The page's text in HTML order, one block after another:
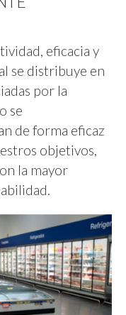
eficacia y
se distribuye en
por la
se
de forma eficaz
objetivos,
la mayor